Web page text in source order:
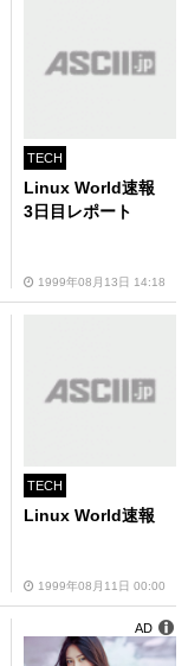
TECH
Linux World速報
3日目レポート
1999年08月13日 14:18
TECH
Linux World速報
1999年08月11日 00:00
AD